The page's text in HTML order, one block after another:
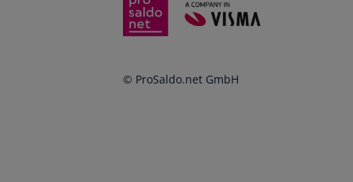
© ProSaldo.net GmbH